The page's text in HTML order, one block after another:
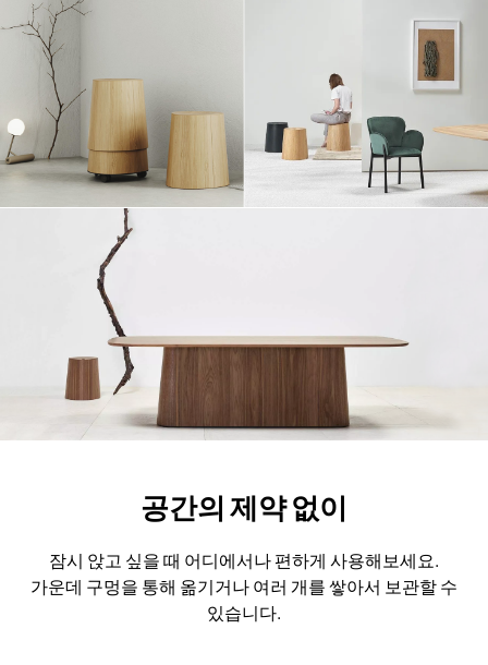
공간의 제약 없이
잠시 앉고 싶을 때 어디에서나 편하게 사용해보세요.
가운데 구멍을 통해 옮기거나 여러 개를 쌓아서 보관할 수
있습니다.